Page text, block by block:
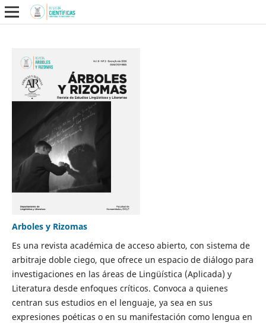
Arboles y Rizomas
Es una revista académica de acceso abierto, con sistema de
arbitraje doble ciego, que ofrece un espacio de diálogo para
investigaciones en las áreas de Lingüística (Aplicada) y
Literatura desde enfoques críticos. Convoca a quienes
centran sus estudios en el lenguaje, ya sea en sus
expresiones poéticas o en su manifestación como lengua en